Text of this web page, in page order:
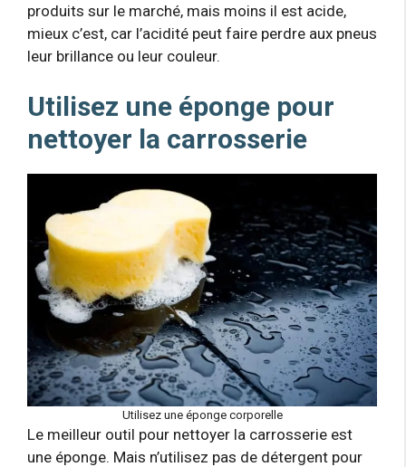
produits sur le marché, mais moins il est acide,
mieux c’est, car l’acidité peut faire perdre aux pneus
leur brillance ou leur couleur.
Utilisez une éponge pour
nettoyer la carrosserie
Utilisez une éponge corporelle
Le meilleur outil pour nettoyer la carrosserie est
une éponge. Mais n’utilisez pas de détergent pour